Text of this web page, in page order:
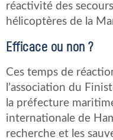
réactivité des
hélicoptères de la
Efficace ou non ?
Ces temps de
l’association du
la préfecture
internationale de
recherche et les